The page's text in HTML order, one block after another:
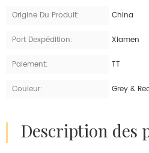
Origine Du Produit: China
Port Dexpédition: Xiamen
Paiement: TT
Couleur: Grey &
description des